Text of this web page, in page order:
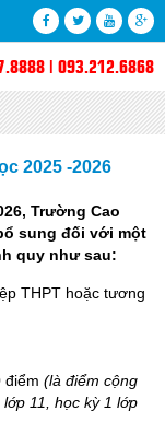
| 093.212.6868
2025 -2026
Trường Cao
sung đối với một
quy như sau:
THPT hoặc tương
điểm (là điểm cộng
11, học kỳ 1 lớp